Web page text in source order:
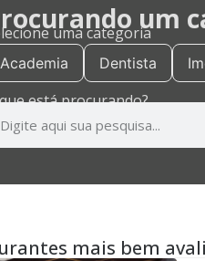
um
uma categoria
Academia Dentista
está procurando?
mais bem